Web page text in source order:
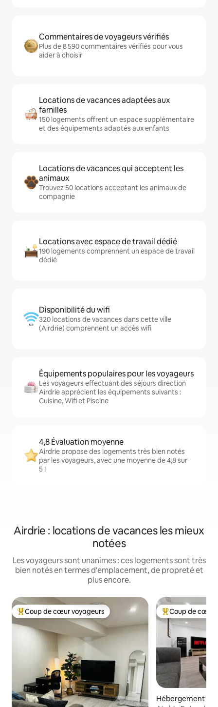
Commentaires de voyageurs vérifiés
Plus de 8 590 commentaires vérifiés pour vous
aider à choisir
Locations de vacances adaptées aux
familles
150 logements offrent un espace supplémentaire
et des équipements adaptés aux enfants
Locations de vacances qui acceptent les
animaux
Trouvez 50 locations acceptant les animaux de
compagnie
Locations avec espace de travail dédié
190 logements comprennent un espace de travail
dédié
Disponibilité du wifi
320 locations de vacances dans cette ville
(Airdrie) comprennent un accès wifi
Équipements populaires pour les voyageurs
Les voyageurs effectuant des séjours direction
Airdrie apprécient les équipements suivants :
Cuisine, Wifi et Piscine
4,8 Évaluation moyenne
Airdrie propose des logements très bien notés
par les voyageurs, avec une moyenne de 4,8 sur
5 !
Airdrie : locations de vacances les mieux
notées
Les voyageurs sont unanimes : ces logements sont très
bien notés en termes d'emplacement, de propreté et
plus encore.
Coups de cœur voyageurs les plus appréciés
Coup de cœur voyageurs Coups de cœur
Coup de cœur
Hébergement ⋅